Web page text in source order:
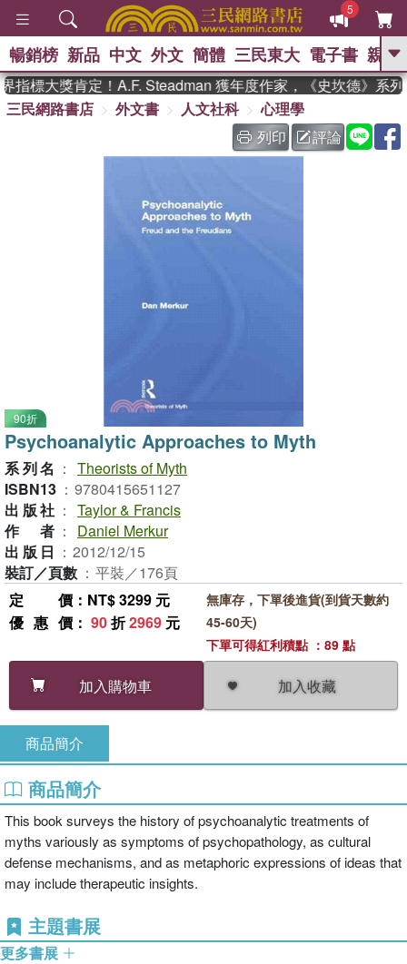
5
GO
熱搜： 東野圭吾 、 The Odyssey
、 如果歷史是一群喵 、 暑期
國際布克獎 臺灣漫遊錄 、 方
暢銷榜 新品 中文 外文 簡體 三民東大 電子書 親子
標大獎肯定！A.F. Steadman 獲年度作家，《史坎德》系列
三民網路書店
外文書 人文社科
心理學
列印
評論
90折
Psychoanalytic Approaches to Myth
系列名 ： Theorists of Myth
ISBN13 ： 9780415651127
出版社 ： Taylor & Francis
作者 ：
Daniel Merkur
出版日 ： 2012/12/15
裝訂／頁數 ： 平裝／176頁
定價 ：NT$ 3299 元
優惠價 ： 90折2969 元
加入購物車 加入收藏
無庫存，下單後進貨(到貨天數約
45-60天)
下單可得紅利積點 ：89 點
商品簡介
商品簡介
This book surveys the history of psychoanalytic treatments of
myths variously as symptoms of psychopathology, as cultural
defense mechanisms, and as metaphoric expressions of ideas that
may include therapeutic insights.
主題書展
更多書展